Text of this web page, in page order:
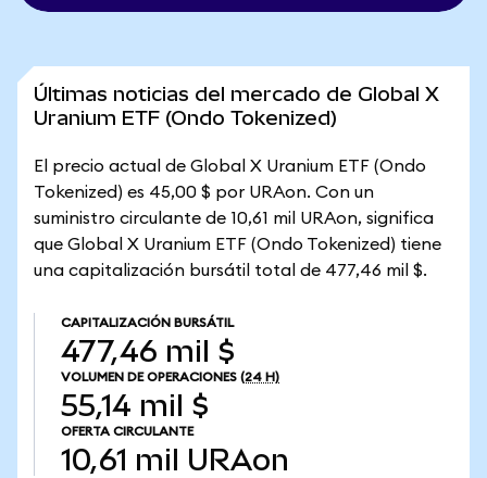
Últimas noticias del mercado de Global X
Uranium ETF (Ondo Tokenized)
El precio actual de Global X Uranium ETF (Ondo
Tokenized) es 45,00 $ por URAon. Con un
suministro circulante de 10,61 mil URAon, significa
que Global X Uranium ETF (Ondo Tokenized) tiene
una capitalización bursátil total de 477,46 mil $.
CAPITALIZACIÓN BURSÁTIL
477,46 mil $
VOLUMEN DE OPERACIONES (24 H)
55,14 mil $
OFERTA CIRCULANTE
10,61 mil URAon